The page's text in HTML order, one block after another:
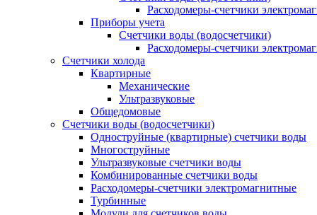
Расходомеры-счетчики
Приборы учета
Счетчики воды (водосчетчики)
Расходомеры-счетчики
Счетчики холода
Квартирные
Механические
Ультразвуковые
Общедомовые
Счетчики воды (водосчетчики)
Одноструйные (квартирные) счетчики воды
Многоструйные
Ультразвуковые счетчики воды
Комбинированные счетчики воды
Расходомеры-счетчики электромагнитные
Турбинные